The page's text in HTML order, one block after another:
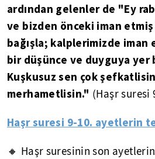
ardından gelenler de "Ey
ve bizden önceki iman
bağışla; kalplerimizde iman
bir düşünce ve duyguya yer
Kuşkusuz sen çok
merhametlisin." (Haşr suresi
Haşr suresi 9-10. ayetlerin
🔸 Haşr suresinin son